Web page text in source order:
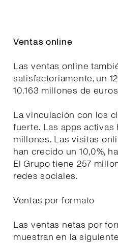
Ventas online
Las ventas online
satisfactoriamente, un
10.163 millones de
La vinculación con los
fuerte. Las apps activas
millones. Las visitas
han crecido un 10,0%,
El Grupo tiene 257
redes sociales.
Ventas por formato
Las ventas netas por
muestran en la